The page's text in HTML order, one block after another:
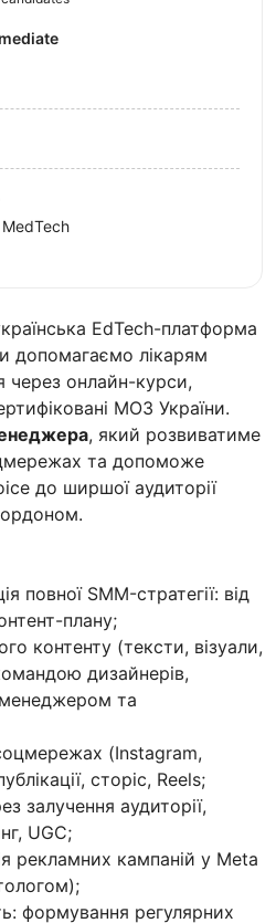
EdTech-платформа
допомагаємо лікарям
через онлайн-курси,
МОЗ України.
, який розвиватиме
та допоможе
до ширшої аудиторії
повної SMM-стратегії: від
плану;
контенту (тексти, візуали,
дизайнерів,
менеджером та
(Instagram,
сторіс, Reels;
залучення аудиторії,
UGC;
рекламних кампаній у Meta
формування регулярних